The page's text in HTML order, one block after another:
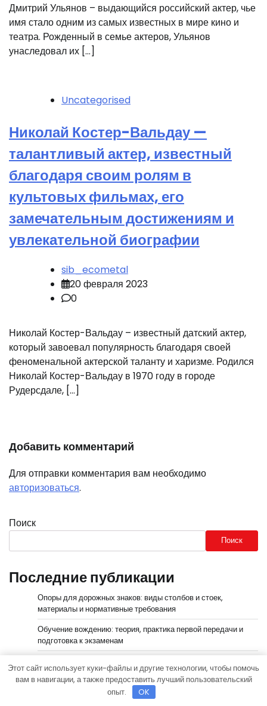
Дмитрий Ульянов – выдающийся российский актер, чье
имя стало одним из самых известных в мире кино и
театра. Рожденный в семье актеров, Ульянов
унаследовал их […]
Uncategorised
Николай Костер-Вальдау —
талантливый актер, известный
благодаря своим ролям в
культовых фильмах, его
замечательным достижениям и
увлекательной биографии
sib_ecometal
20 февраля 2023
0
Николай Костер-Вальдау – известный датский актер,
который завоевал популярность благодаря своей
феноменальной актерской таланту и харизме. Родился
Николай Костер-Вальдау в 1970 году в городе
Рудерсдале, […]
Добавить комментарий
Для отправки комментария вам необходимо
авторизоваться.
Поиск
Поиск
Последние публикации
Опоры для дорожных знаков: виды столбов и стоек,
материалы и нормативные требования
Обучение вождению: теория, практика первой передачи и
подготовка к экзаменам
удовольствием
Шины Hankook Зима Шипованные: Ваш Надежный Партнёр
Этот сайт использует куки-файлы и другие технологии, чтобы помочь
вам в навигации, а также предоставить лучший пользовательский
опыт.
OK